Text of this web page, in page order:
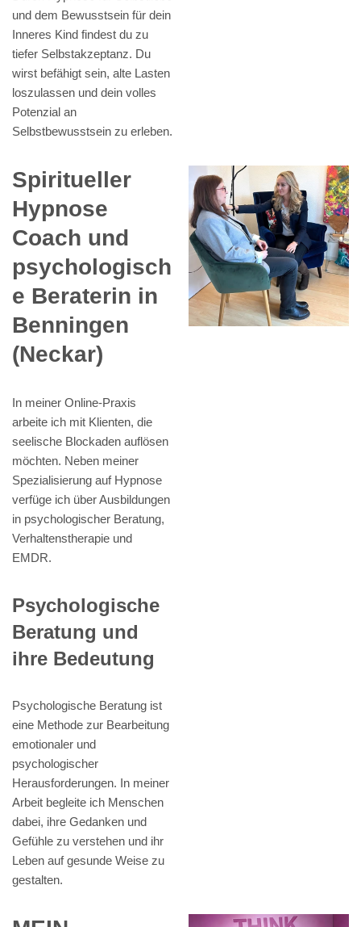
und dem Bewusstsein für dein
Inneres Kind findest du zu
tiefer Selbstakzeptanz. Du
wirst befähigt sein, alte Lasten
loszulassen und dein volles
Potenzial an
Selbstbewusstsein zu erleben.
Spiritueller
Hypnose
Coach und
psychologisch
e Beraterin in
Benningen
(Neckar)
In meiner Online-Praxis
arbeite ich mit Klienten, die
seelische Blockaden auflösen
möchten. Neben meiner
Spezialisierung auf Hypnose
verfüge ich über Ausbildungen
in psychologischer Beratung,
Verhaltenstherapie und
EMDR.
Psychologische
Beratung und
ihre Bedeutung
Psychologische Beratung ist
eine Methode zur Bearbeitung
emotionaler und
psychologischer
Herausforderungen. In meiner
Arbeit begleite ich Menschen
dabei, ihre Gedanken und
Gefühle zu verstehen und ihr
Leben auf gesunde Weise zu
gestalten.